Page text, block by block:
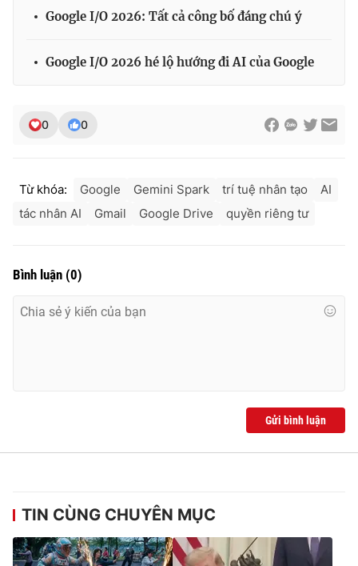
Google I/O 2026: Tất cả công bố đáng chú ý
Google I/O 2026 hé lộ hướng đi AI của Google
0 0
Từ khóa: Google Gemini Spark trí tuệ nhân tạo
AI
tác nhân AI
Gmail Google Drive quyền riêng tư
Bình luận (0)
Gửi bình luận
TIN CÙNG CHUYÊN MỤC